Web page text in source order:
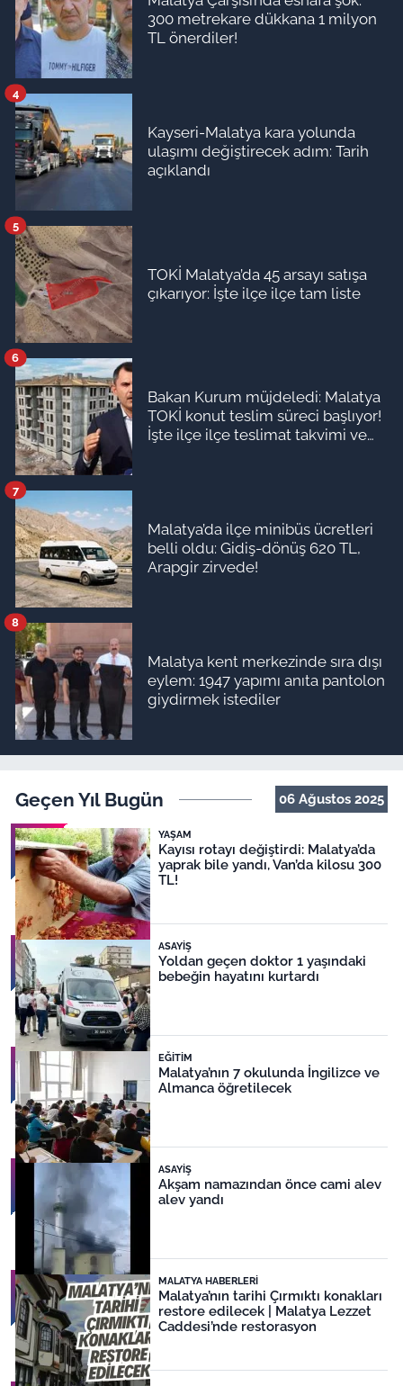
300 metrekare dükkana 1 milyon
TL önerdiler!
Kayseri-Malatya kara yolunda
ulaşımı değiştirecek adım: Tarih
açıklandı
4
TOKİ Malatya’da 45 arsayı satışa
çıkarıyor: İşte ilçe ilçe tam liste
5
Bakan Kurum müjdeledi: Malatya
TOKİ konut teslim süreci başlıyor!
İşte ilçe ilçe teslimat takvimi ve
6
Malatya’da ilçe minibüs ücretleri
belli oldu: Gidiş-dönüş 620 TL,
Arapgir zirvede!
7
Malatya kent merkezinde sıra dışı
eylem: 1947 yapımı anıta pantolon
giydirmek istediler
8
Geçen Yıl Bugün 06 Ağustos 2025
YAŞAM
Kayısı rotayı değiştirdi: Malatya’da
yaprak bile yandı, Van’da kilosu 300
TL!
ASAYIŞ
Yoldan geçen doktor 1 yaşındaki
bebeğin hayatını kurtardı
EĞITIM
Malatya’nın 7 okulunda İngilizce ve
Almanca öğretilecek
ASAYIŞ
Akşam namazından önce cami alev
alev yandı
MALATYA HABERLERI
Malatya’nın tarihi Çırmıktı konakları
restore edilecek | Malatya Lezzet
Caddesi’nde restorasyon